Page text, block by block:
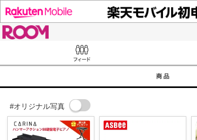
商品
#オリジナル写真